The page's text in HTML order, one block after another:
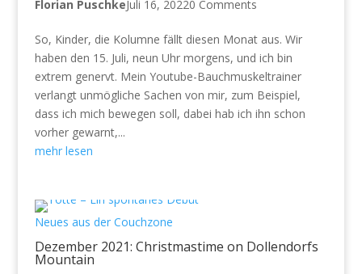
Florian PuschkeJuli 16, 20220 Comments
So, Kinder, die Kolumne fällt diesen Monat aus. Wir
haben den 15. Juli, neun Uhr morgens, und ich bin
extrem genervt. Mein Youtube-Bauchmuskeltrainer
verlangt unmögliche Sachen von mir, zum Beispiel,
dass ich mich bewegen soll, dabei hab ich ihn schon
vorher gewarnt,...
mehr lesen
Neues aus der Couchzone
Dezember 2021: Christmastime on Dollendorfs
Mountain